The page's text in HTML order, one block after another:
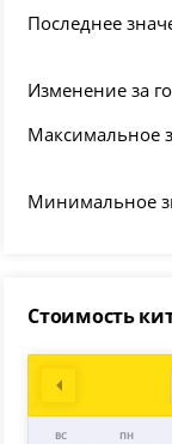
Последнее
Изменение за
Максимальное
Минимальное
Стоимость
Prev
ВС ПН